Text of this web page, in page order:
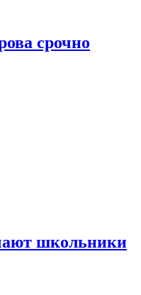
срочно
школьники